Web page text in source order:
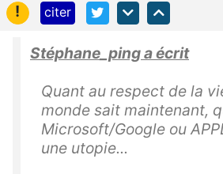
!
citer
Stéphane_ping a écrit
Quant au respect de la
monde sait maintenant,
Microsoft/Google ou
une utopie...